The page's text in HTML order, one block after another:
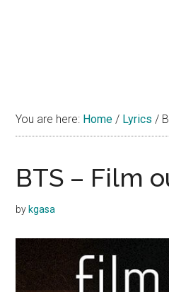
You are here: Home / Lyrics /
BTS – Film
by kgasa